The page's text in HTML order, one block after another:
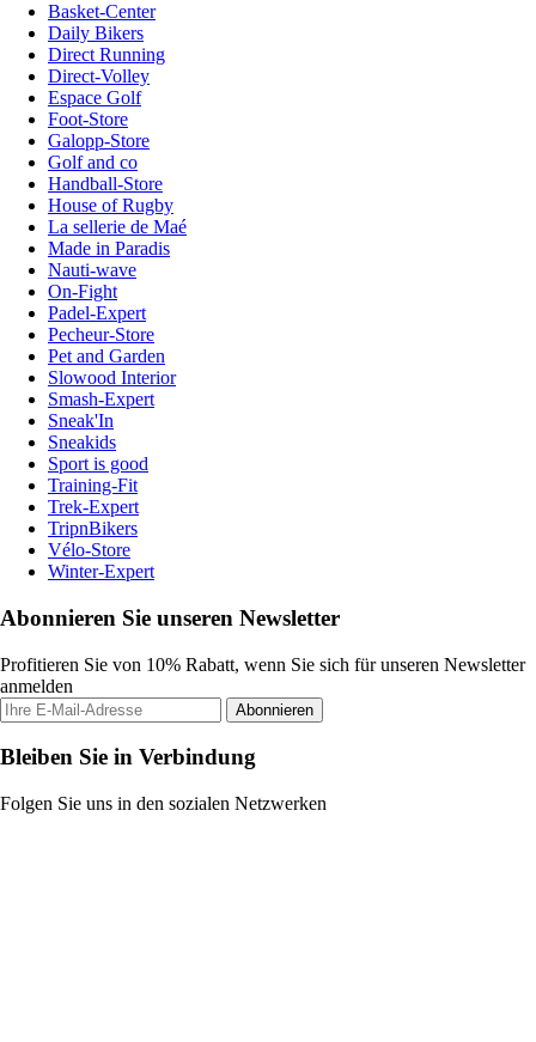
Basket-Center
Daily Bikers
Direct Running
Direct-Volley
Espace Golf
Foot-Store
Galopp-Store
Golf and co
Handball-Store
House of Rugby
La sellerie de Maé
Made in Paradis
Nauti-wave
On-Fight
Padel-Expert
Pecheur-Store
Pet and Garden
Slowood Interior
Smash-Expert
Sneak'In
Sneakids
Sport is good
Training-Fit
Trek-Expert
TripnBikers
Vélo-Store
Winter-Expert
Abonnieren Sie unseren Newsletter
Profitieren Sie von 10% Rabatt, wenn Sie sich für unseren Newsletter
anmelden
Abonnieren
Bleiben Sie in Verbindung
Folgen Sie uns in den sozialen Netzwerken